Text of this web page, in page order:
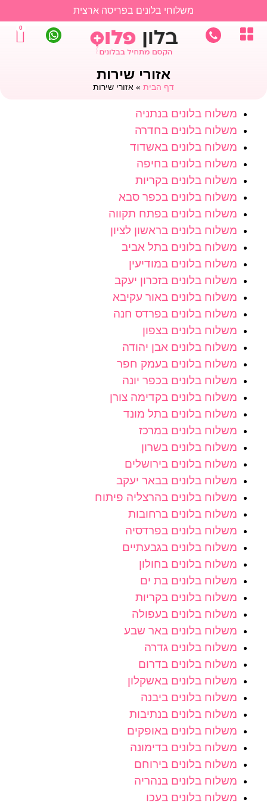
משלוחי בלונים בפריסה ארצית
0
אזורי שירות
דף הבית » אזורי שירות
משלוח בלונים בנתניה
משלוח בלונים בחדרה
משלוח בלונים באשדוד
משלוח בלונים בחיפה
משלוח בלונים בקריות
משלוח בלונים בכפר סבא
משלוח בלונים בפתח תקווה
משלוח בלונים בראשון לציון
משלוח בלונים בתל אביב
משלוח בלונים במודיעין
משלוח בלונים בזכרון יעקב
משלוח בלונים באור עקיבא
משלוח בלונים בפרדס חנה
משלוח בלונים בצפון
משלוח בלונים אבן יהודה
משלוח בלונים בעמק חפר
משלוח בלונים בכפר יונה
משלוח בלונים בקדימה צורן
משלוח בלונים בתל מונד
משלוח בלונים במרכז
משלוח בלונים בשרון
משלוח בלונים בירושלים
משלוח בלונים בבאר יעקב
משלוח בלונים בהרצליה פיתוח
משלוח בלונים ברחובות
משלוח בלונים בפרדסיה
משלוח בלונים בגבעתיים
משלוח בלונים בחולון
משלוח בלונים בת ים
משלוח בלונים בקריות
משלוח בלונים בעפולה
משלוח בלונים באר שבע
משלוח בלונים גדרה
משלוח בלונים בדרום
משלוח בלונים באשקלון
משלוח בלונים ביבנה
משלוח בלונים בנתיבות
משלוח בלונים באופקים
משלוח בלונים בדימונה
משלוח בלונים בירוחם
משלוח בלונים בנהריה
משלוח בלונים בעכו